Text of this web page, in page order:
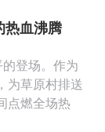
热血沸腾
登场。作为
为草原村排送
点燃全场热